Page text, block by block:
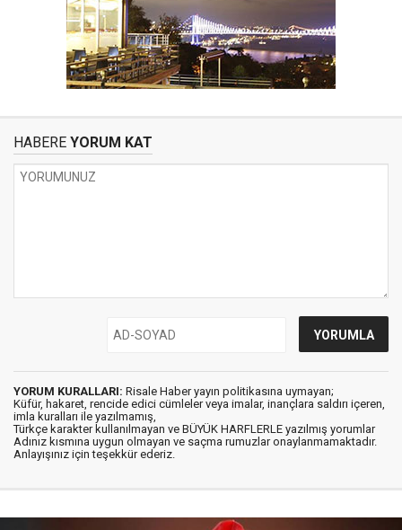
HABERE YORUM KAT
YORUM KURALLARI: Risale Haber yayın politikasına uymayan;
Küfür, hakaret, rencide edici cümleler veya imalar, inançlara saldırı içeren,
imla kuralları ile yazılmamış,
Türkçe karakter kullanılmayan ve BÜYÜK HARFLERLE yazılmış yorumlar
Adınız kısmına uygun olmayan ve saçma rumuzlar onaylanmamaktadır.
Anlayışınız için teşekkür ederiz.